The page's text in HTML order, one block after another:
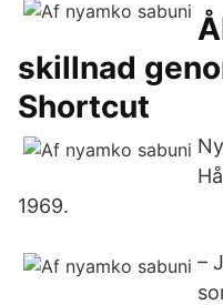
skillnad
Shortcut
1969.
–